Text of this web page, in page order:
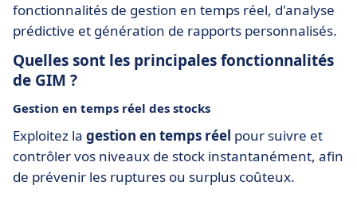
fonctionnalités de gestion en temps réel, d'analyse
prédictive et génération de rapports personnalisés.
Quelles sont les principales fonctionnalités
de GIM ?
Gestion en temps réel des stocks
Exploitez la gestion en temps réel pour suivre et
contrôler vos niveaux de stock instantanément, afin
de prévenir les ruptures ou surplus coûteux.